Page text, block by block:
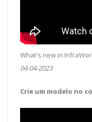
What's new in
04-04-2023
Crie um modelo no